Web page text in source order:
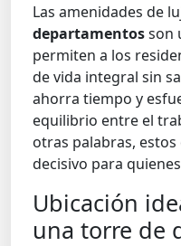
Las amenidades de
departamentosson
permiten a los
de vida integral sin
ahorra tiempo y
equilibrio entre el
otras palabras,
decisivo para
Ubicación
una torre de